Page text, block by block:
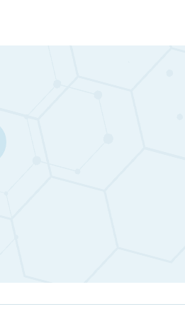
который подходит
полном отсутствии